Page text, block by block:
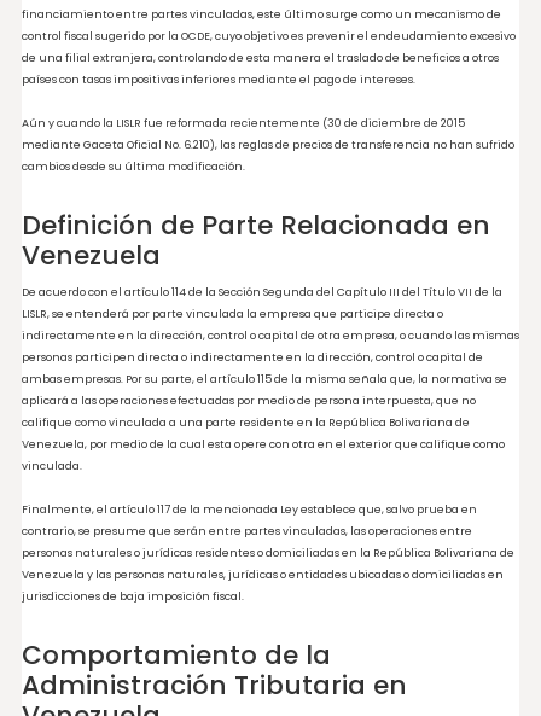
se produjo en el año 2001, motivada por la falta de información específica para la
aplicación de los métodos, introduciendo los lineamentos de la Organización
Cooperación y Desarrollo Económico (“OCDE”) en el marco legal. Luego, la reforma
año 2007 modificó el artículo referente a las perdidas por diferencial cambiario, e
financiamiento entre partes vinculadas, este último surge como un mecanismo
control fiscal sugerido por la OCDE, cuyo objetivo es prevenir el endeudamiento
Aún y cuando la LISLR fue reformada recientemente (30 de diciembre de 2015
cambios desde su última modificación.
Definición de Parte Relacionada
Venezuela
De acuerdo con el artículo 114 de la Sección Segunda del Capítulo III del Título VII
LISLR, se entenderá por parte vinculada la empresa que participe directa o
personas participen directa o indirectamente en la dirección, control o capital de
ambas empresas. Por su parte, el artículo 115 de la misma señala que, la
aplicará a las operaciones efectuadas por medio de persona interpuesta, que no
califique como vinculada a una parte residente en la República Bolivariana de
Finalmente, el artículo 117 de la mencionada Ley establece que, salvo prueba en
contrario, se presume que serán entre partes vinculadas, las operaciones entre